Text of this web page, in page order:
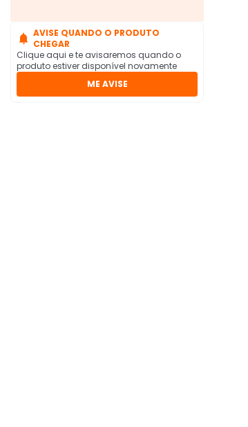
 AVISE QUANDO O PRODUTO
CHEGAR
Clique aqui e te avisaremos quando o
produto estiver disponível novamente
ME AVISE